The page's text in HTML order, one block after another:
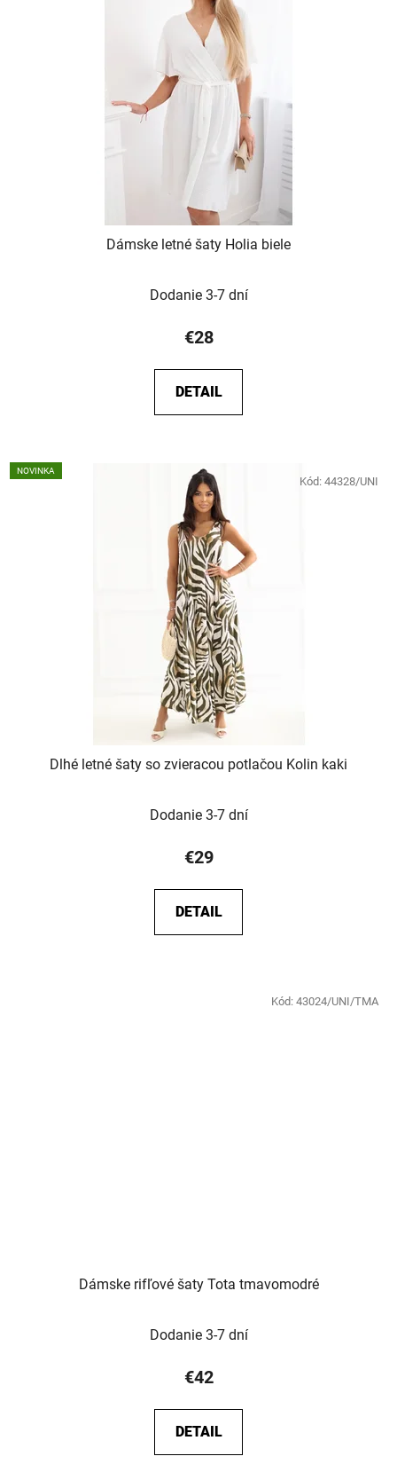
Dámske letné šaty Holia biele
Dodanie 3-7 dní
€28
DETAIL
NOVINKA
Dlhé letné šaty so zvieracou potlačou Kolin kaki
Dodanie 3-7 dní
€29
DETAIL
Kód: 44328/UNI
Dámske rifľové šaty Tota tmavomodré
Dodanie 3-7 dní
€42
DETAIL
Kód: 43024/UNI/TMA